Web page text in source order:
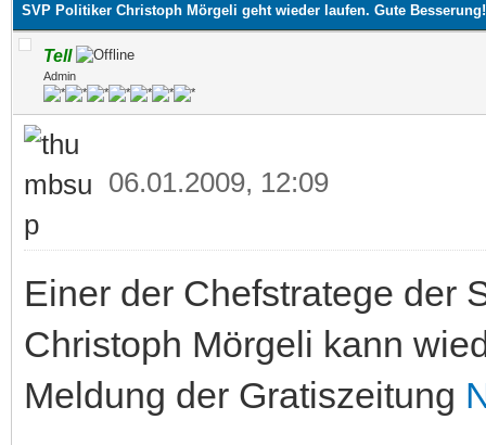
SVP Politiker Christoph Mörgeli geht wieder laufen. Gute
Tell
Admin
06.01.2009, 12:09
Einer der Chefstratege der
Christoph Mörgeli kann
Meldung der Gratiszeitung